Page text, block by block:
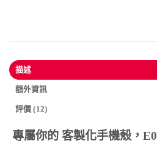
描述
額外資訊
評價 (12)
專屬你的 客製化手機殼，